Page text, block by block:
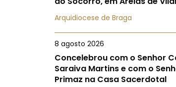
Arquidiocese de Braga
8 agosto 2026
Concelebrou com o Senhor
Saraiva Martins e com o
Primaz na Casa Sacerdotal